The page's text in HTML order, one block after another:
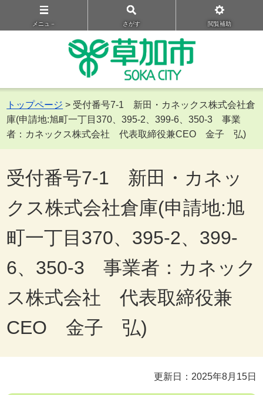
メニュ－ さがす 閲覧補助
トップページ > 受付番号7-1 新田・カネックス株式会社倉
庫(申請地:旭町一丁目370、395-2、399-6、350-3 事業
者：カネックス株式会社 代表取締役兼CEO 金子 弘)
受付番号7-1 新田・カネッ
クス株式会社倉庫(申請地:旭
町一丁目370、395-2、399-
6、350-3 事業者：カネック
ス株式会社 代表取締役兼
CEO 金子 弘)
更新日：2025年8月15日